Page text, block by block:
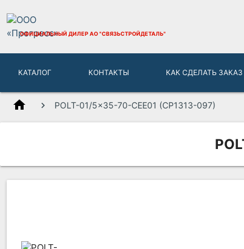
ОФИЦИАЛЬНЫЙ ДИЛЕРАО "СВЯЗЬСТРОЙДЕТАЛЬ"
КАТАЛОГ КОНТАКТЫ КАК СДЕЛАТЬ ЗАКАЗ
home POLT-01/5x35-70-CEE01 (CP1313-097)